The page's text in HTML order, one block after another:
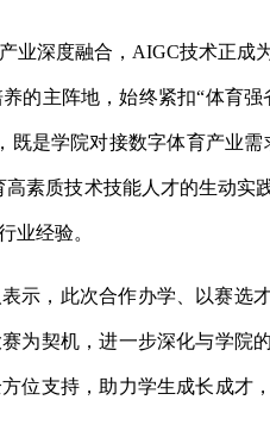
业深度融合，AIGC技术正成
的主阵地，始终紧扣“体育强
是学院对接数字体育产业
素质技术技能人才的生动实
业经验。
示，此次合作办学、以赛选
为契机，进一步深化与学院
位支持，助力学生成长成才